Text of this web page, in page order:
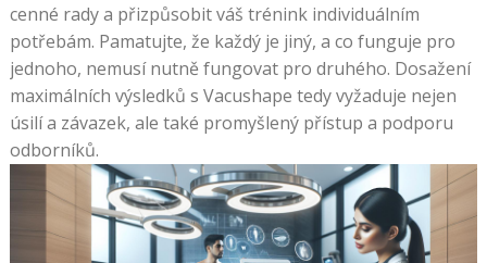
cenné rady a přizpůsobit váš trénink individuálním
potřebám. Pamatujte, že každý je jiný, a co funguje pro
jednoho, nemusí nutně fungovat pro druhého. Dosažení
maximálních výsledků s Vacushape tedy vyžaduje nejen
úsilí a závazek, ale také promyšlený přístup a podporu
odborníků.